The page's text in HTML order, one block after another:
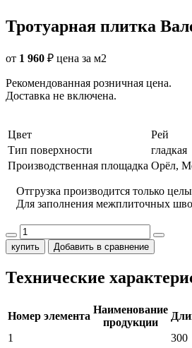
Тротуарная плитка
от 1 960 ₽ цена за м2
Рекомендованная розничная цена.
Доставка не включена.
Цвет
Рей
Тип поверхности
гладкая
Производственная площадка Орёл,
Отгрузка производится только
Для заполнения межплиточных
купить Добавить в сравнение
Технические
Номер элемента
Наименование
продукции
1
300